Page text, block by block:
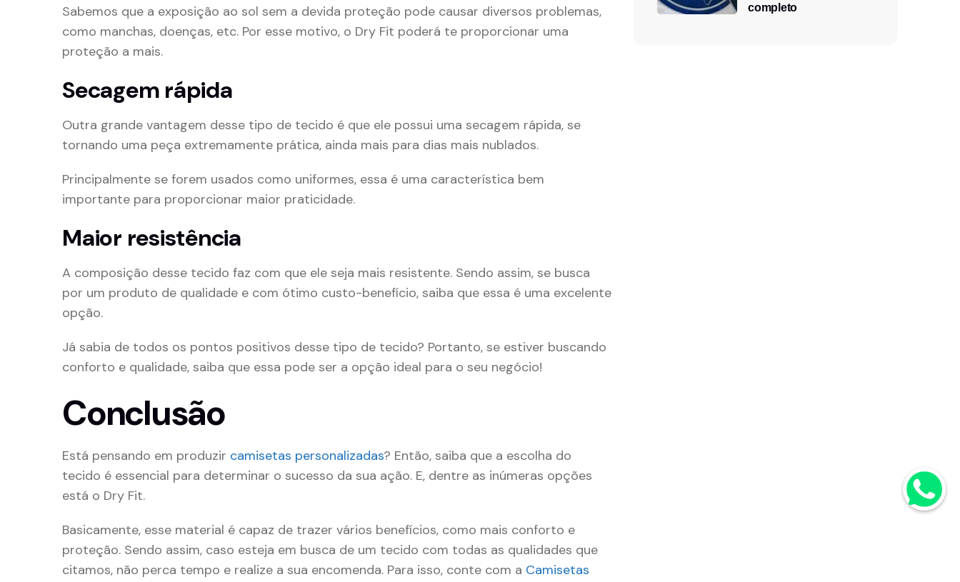
Sabemos que a exposição ao sol sem a devida proteção pode causar diversos problemas,
como manchas, doenças, etc. Por esse motivo, o Dry Fit poderá te proporcionar uma
proteção a mais.
Secagem rápida
Outra grande vantagem desse tipo de tecido é que ele possui uma secagem rápida, se
tornando uma peça extremamente prática, ainda mais para dias mais nublados.
Principalmente se forem usados como uniformes, essa é uma característica bem
importante para proporcionar maior praticidade.
Maior resistência
A composição desse tecido faz com que ele seja mais resistente. Sendo assim, se busca
por um produto de qualidade e com ótimo custo-benefício, saiba que essa é uma excelente
opção.
Já sabia de todos os pontos positivos desse tipo de tecido? Portanto, se estiver buscando
conforto e qualidade, saiba que essa pode ser a opção ideal para o seu negócio!
Conclusão
Está pensando em produzir camisetas personalizadas? Então, saiba que a escolha do
tecido é essencial para determinar o sucesso da sua ação. E, dentre as inúmeras opções
está o Dry Fit.
Basicamente, esse material é capaz de trazer vários benefícios, como mais conforto e
proteção. Sendo assim, caso esteja em busca de um tecido com todas as qualidades que
citamos, não perca tempo e realize a sua encomenda. Para isso, conte com a Camisetas
completo